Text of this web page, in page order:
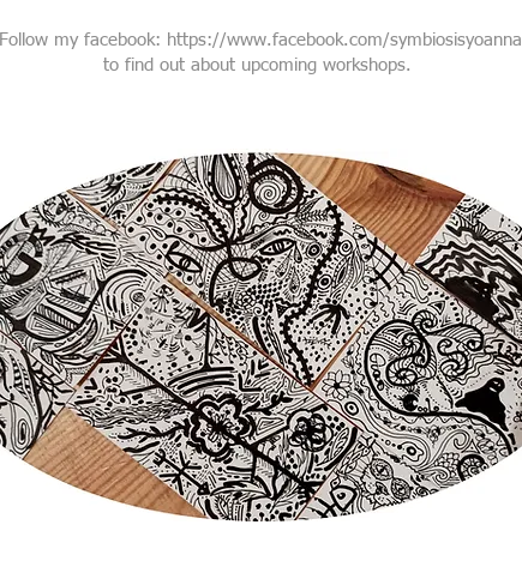
Follow my facebook: https://www.facebook.com/symbiosisyoanna
to find out about upcoming workshops.